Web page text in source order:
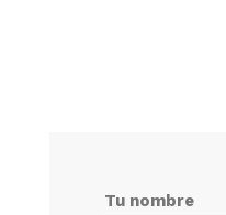
Tu nombre